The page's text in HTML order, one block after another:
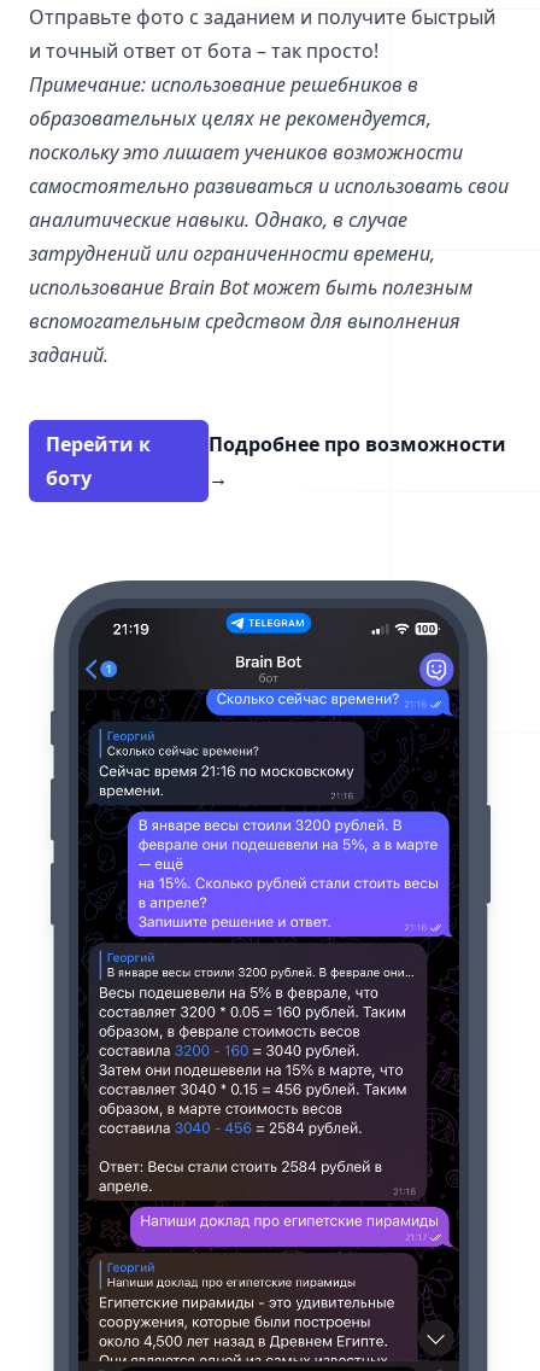
Отправьте фото с заданием и получите быстрый
и точный ответ от бота – так просто!
Примечание: использование решебников в
образовательных целях не рекомендуется,
поскольку это лишает учеников возможности
самостоятельно развиваться и использовать свои
аналитические навыки. Однако, в случае
затруднений или ограниченности времени,
использование Brain Bot может быть полезным
вспомогательным средством для выполнения
заданий.
Перейти к
боту
Подробнее про возможности
→